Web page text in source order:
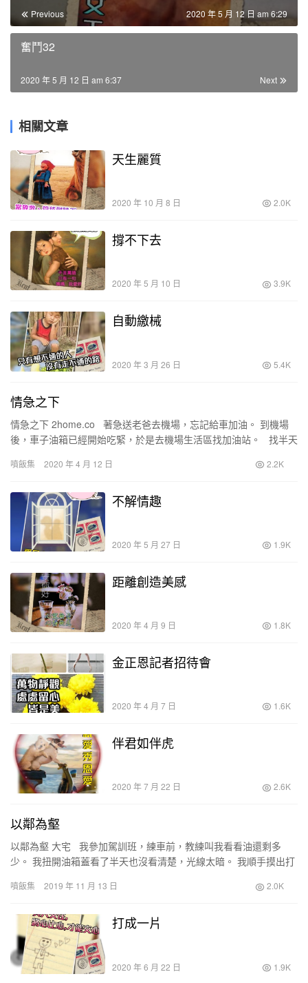
Previous 2020 年 5 月 12 日 am 6:29
奮鬥32
Next
2020 年 5 月 12 日 am 6:37
相關文章
天生麗質
2020 年 10 月 8 日 2.0K
撐不下去
2020 年 5 月 10 日 3.9K
自動繳械
2020 年 3 月 26 日 5.4K
情急之下
情急之下 2home.co 著急送老爸去機場，忘記給車加油。 到機場
後，車子油箱已經開始吃緊，於是去機場生活區找加油站。 找半天
噴飯集 2020 年 4 月 12 日 2.2K
不解情趣
2020 年 5 月 27 日 1.9K
距離創造美感
2020 年 4 月 9 日 1.8K
金正恩記者招待會
2020 年 4 月 7 日 1.6K
伴君如伴虎
2020 年 7 月 22 日 2.6K
以鄰為壑
以鄰為壑 大宅 我參加駕訓班，練車前，教練叫我看看油還剩多
少。 我扭開油箱蓋看了半天也沒看清楚，光線太暗。 我順手摸出打
噴飯集 2019 年 11 月 13 日 2.0K
打成一片
2020 年 6 月 22 日 1.9K